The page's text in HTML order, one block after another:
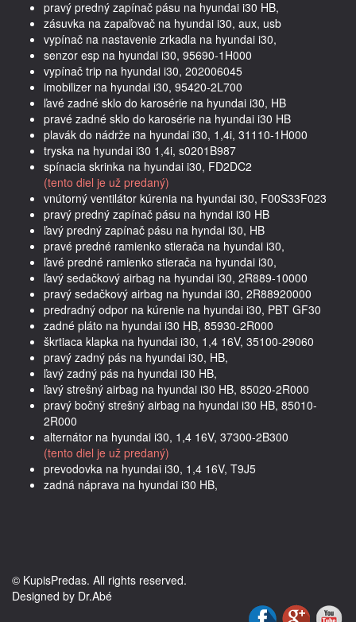
pravý predný zapínač pásu na hyundai i30 HB,
zásuvka na zapaľovač na hyundai i30, aux, usb
vypínač na nastavenie zrkadla na hyundai i30,
senzor esp na hyundai i30, 95690-1H000
vypínač trip na hyundai i30, 202006045
imobilizer na hyundai i30, 95420-2L700
ľavé zadné sklo do karosérie na hyundai i30, HB
pravé zadné sklo do karosérie na hyundai i30 HB
plavák do nádrže na hyundai i30, 1,4i, 31110-1H000
tryska na hyundai i30 1,4i, s0201B987
spínacia skrinka na hyundai i30, FD2DC2
(tento diel je už predaný)
vnútorný ventilátor kúrenia na hyundai i30, F00S33F023
pravý predný zapínač pásu na hyndai i30 HB
ľavý predný zapínač pásu na hyndai i30, HB
pravé predné ramienko stierača na hyundai i30,
ľavé predné ramienko stierača na hyundai i30,
ľavý sedačkový airbag na hyundai i30, 2R889-10000
pravý sedačkový airbag na hyundai i30, 2R88920000
predradný odpor na kúrenie na hyundai i30, PBT GF30
zadné pláto na hyundai i30 HB, 85930-2R000
škrtiaca klapka na hyundai i30, 1,4 16V, 35100-29060
pravý zadný pás na hyundai i30, HB,
ľavý zadný pás na hyundai i30 HB,
ľavý strešný airbag na hyundai i30 HB, 85020-2R000
pravý bočný strešný airbag na hyundai i30 HB, 85010-
2R000
alternátor na hyundai i30, 1,4 16V, 37300-2B300
(tento diel je už predaný)
prevodovka na hyundai i30, 1,4 16V, T9J5
zadná náprava na hyundai i30 HB,
© KupisPredas. All rights reserved.
Designed by Dr.Abé